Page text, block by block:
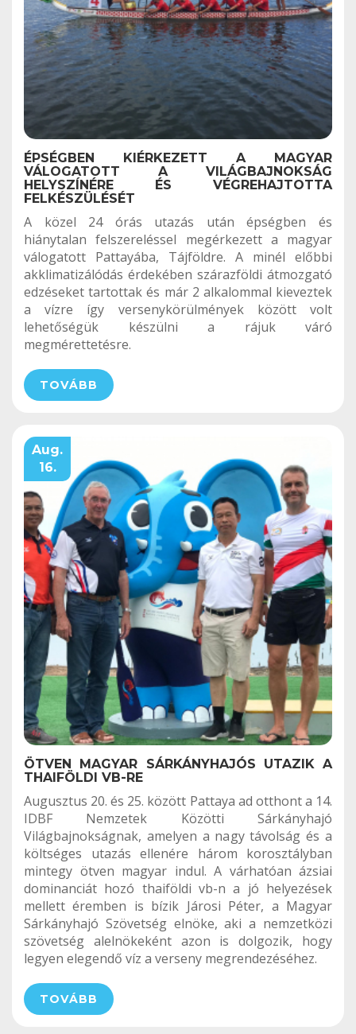
ÉPSÉGBEN KIÉRKEZETT A MAGYAR
VÁLOGATOTT A VILÁGBAJNOKSÁG
HELYSZÍNÉRE ÉS VÉGREHAJTOTTA
FELKÉSZÜLÉSÉT
A közel 24 órás utazás után épségben és
hiánytalan felszereléssel megérkezett a magyar
válogatott Pattayába, Tájföldre. A minél előbbi
akklimatizálódás érdekében szárazföldi átmozgató
edzéseket tartottak és már 2 alkalommal kieveztek
a vízre így versenykörülmények között volt
lehetőségük készülni a rájuk váró
megmérettetésre.
TOVÁBB
Aug.
16.
ÖTVEN MAGYAR SÁRKÁNYHAJÓS UTAZIK A
THAIFÖLDI VB-RE
Augusztus 20. és 25. között Pattaya ad otthont a 14.
IDBF Nemzetek Közötti Sárkányhajó
Világbajnokságnak, amelyen a nagy távolság és a
költséges utazás ellenére három korosztályban
mintegy ötven magyar indul. A várhatóan ázsiai
dominanciát hozó thaiföldi vb-n a jó helyezések
mellett éremben is bízik Járosi Péter, a Magyar
Sárkányhajó Szövetség elnöke, aki a nemzetközi
szövetség alelnökeként azon is dolgozik, hogy
legyen elegendő víz a verseny megrendezéséhez.
TOVÁBB